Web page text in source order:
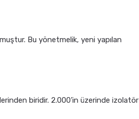
Bu yönetmelik, yeni yapılan
biridir. 2.000’in üzerinde izolatör